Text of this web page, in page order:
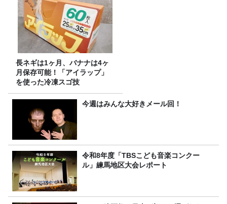
長ネギは1ヶ月、バナナは4ヶ
月保存可能！「アイラップ」
を使った冷凍スゴ技
今週はみんな大好きメール回！
令和8年度「TBSこども音楽コンクー
ル」練馬地区大会レポート